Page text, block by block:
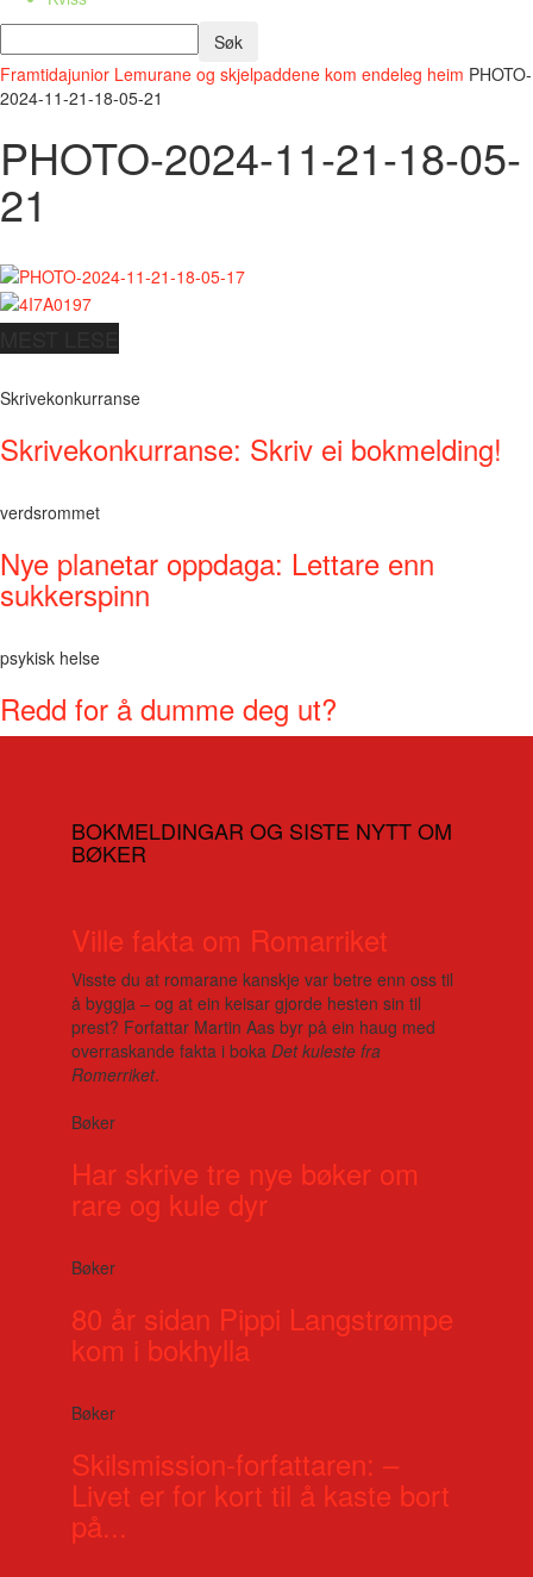
Framtidajunior Lemurane og skjelpaddene kom endeleg heim PHOTO-
2024-11-21-18-05-21
PHOTO-2024-11-21-18-05-
21
Skrivekonkurranse
Skrivekonkurranse: Skriv ei bokmelding!
verdsrommet
Nye planetar oppdaga: Lettare enn
sukkerspinn
psykisk helse
Redd for å dumme deg ut?
BOKMELDINGAR OG SISTE NYTT OM
BØKER
Ville fakta om Romarriket
Visste du at romarane kanskje var betre enn oss til
å byggja – og at ein keisar gjorde hesten sin til
prest? Forfattar Martin Aas byr på ein haug med
overraskande fakta i boka Det kuleste fra
Romerriket.
Bøker
Har skrive tre nye bøker om
rare og kule dyr
Bøker
80 år sidan Pippi Langstrømpe
kom i bokhylla
Bøker
Skilsmission-forfattaren: –
Livet er for kort til å kaste bort
på...